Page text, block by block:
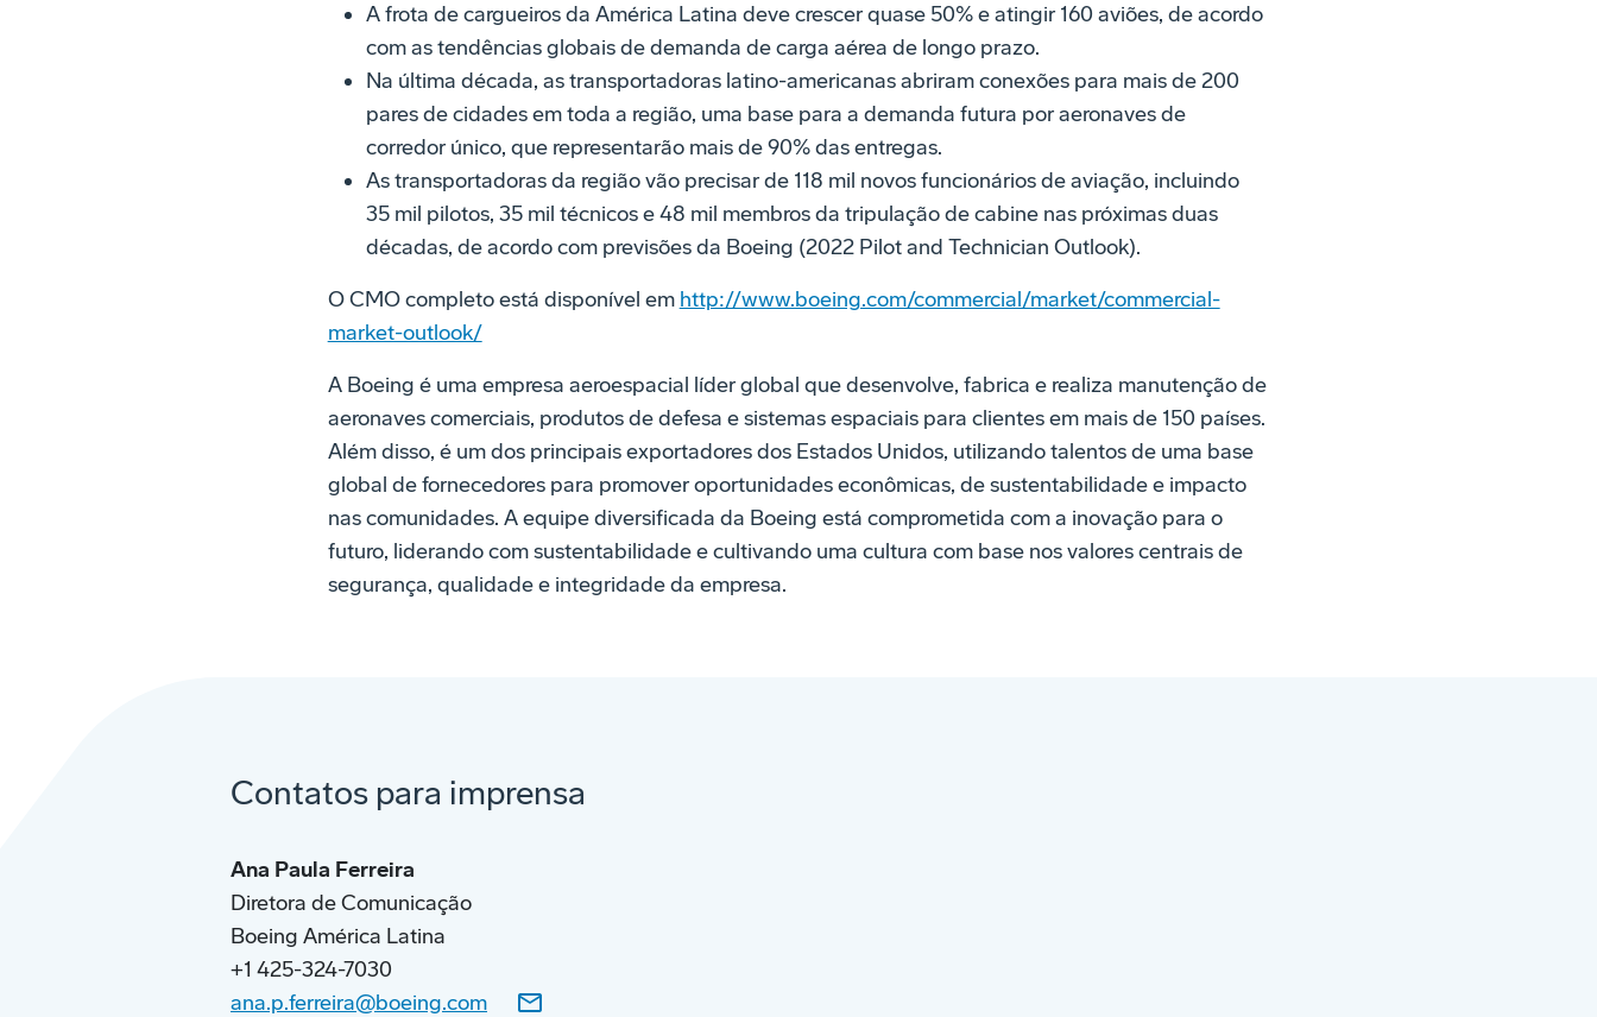
A frota de cargueiros da América Latina deve crescer quase 50% e atingir 160 aviões, de acordo
com as tendências globais de demanda de carga aérea de longo prazo.
Na última década, as transportadoras latino-americanas abriram conexões para mais de 200
pares de cidades em toda a região, uma base para a demanda futura por aeronaves de
corredor único, que representarão mais de 90% das entregas.
As transportadoras da região vão precisar de 118 mil novos funcionários de aviação, incluindo
35 mil pilotos, 35 mil técnicos e 48 mil membros da tripulação de cabine nas próximas duas
décadas, de acordo com previsões da Boeing (2022 Pilot and Technician Outlook).
O CMO completo está disponível em http://www.boeing.com/commercial/market/commercial-
market-outlook/
A Boeing é uma empresa aeroespacial líder global que desenvolve, fabrica e realiza manutenção de
aeronaves comerciais, produtos de defesa e sistemas espaciais para clientes em mais de 150 países.
Além disso, é um dos principais exportadores dos Estados Unidos, utilizando talentos de uma base
global de fornecedores para promover oportunidades econômicas, de sustentabilidade e impacto
nas comunidades. A equipe diversificada da Boeing está comprometida com a inovação para o
futuro, liderando com sustentabilidade e cultivando uma cultura com base nos valores centrais de
segurança, qualidade e integridade da empresa.
Contatos para imprensa
Ana Paula Ferreira
Diretora de Comunicação
Boeing América Latina
+1 425-324-7030
ana.p.ferreira@boeing.com